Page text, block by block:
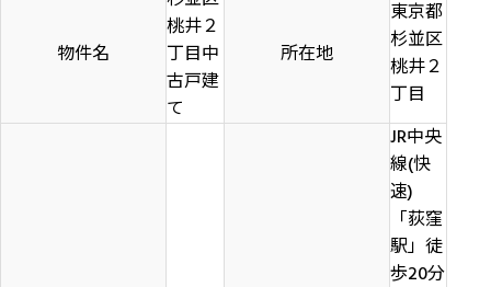
物件名
桃井２
丁目中
古戸建
て
所在地
東京都
杉並区
桃井２
丁目
JR中央
線(快
速)
「荻窪
駅」徒
歩20分